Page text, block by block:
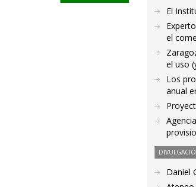
El
el
el uso
Los
anual
Daniel